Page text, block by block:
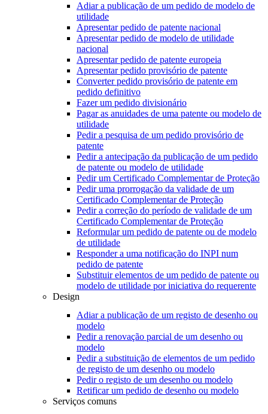
Adiar a publicação de um pedido de modelo de
utilidade
Apresentar pedido de patente nacional
Apresentar pedido de modelo de utilidade
nacional
Apresentar pedido de patente europeia
Apresentar pedido provisório de patente
Converter pedido provisório de patente em
pedido definitivo
Fazer um pedido divisionário
Pagar as anuidades de uma patente ou modelo de
utilidade
Pedir a pesquisa de um pedido provisório de
patente
Pedir a antecipação da publicação de um pedido
de patente ou modelo de utilidade
Pedir um Certificado Complementar de Proteção
Pedir uma prorrogação da validade de um
Certificado Complementar de Proteção
Pedir a correção do período de validade de um
Certificado Complementar de Proteção
Reformular um pedido de patente ou de modelo
de utilidade
Responder a uma notificação do INPI num
pedido de patente
Substituir elementos de um pedido de patente ou
modelo de utilidade por iniciativa do requerente
Design
Adiar a publicação de um registo de desenho ou
modelo
Pedir a renovação parcial de um desenho ou
modelo
Pedir a substituição de elementos de um pedido
de registo de um desenho ou modelo
Pedir o registo de um desenho ou modelo
Retificar um pedido de desenho ou modelo
Serviços comuns